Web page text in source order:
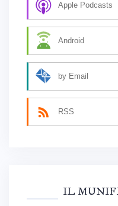
Apple Podcasts
Android
by Email
RSS
IL